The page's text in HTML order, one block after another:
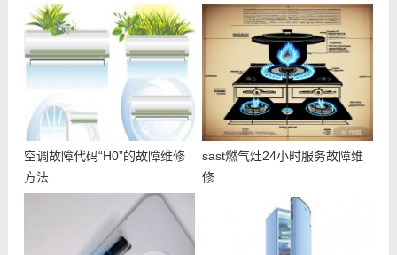
空调故障代码“H0”的故障维修
方法
sast燃气灶24小时服务故障维
修